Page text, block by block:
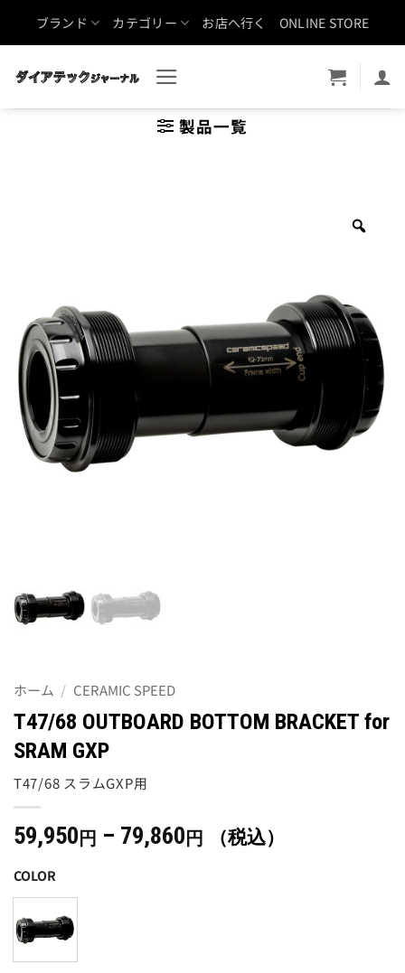
ブランド カテゴリー お店へ行く ONLINE STORE
製品一覧
ホーム / CERAMIC SPEED
T47/68 OUTBOARD BOTTOM BRACKET for
SRAM GXP
T47/68 スラムGXP用
59,950 円 – 79,860 円
価（税込）
COLOR